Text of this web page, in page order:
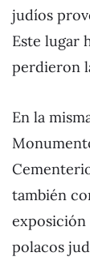
judíos
Este lugar
perdieron
En la
también
exposición
polacos